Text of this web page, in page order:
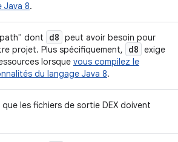
Java 8.
dont d8 peut avoir besoin pour
projet. Plus spécifiquement,
d8 exige
lorsque vous compilez le
du langage Java 8.
que les fichiers de sortie DEX doivent